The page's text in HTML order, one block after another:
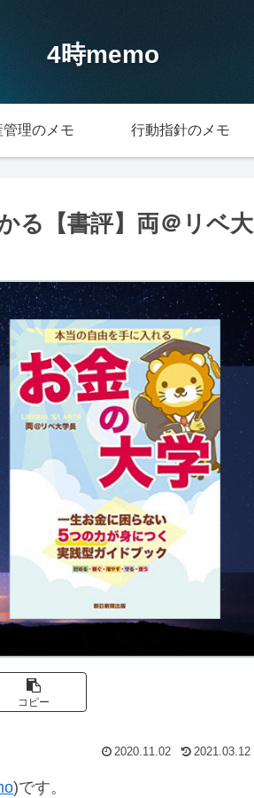
4時memo
管理のメモ 行動指針のメモ
る【書評】両＠リベ大
コピー
2020.11.02 2021.03.12
)です。